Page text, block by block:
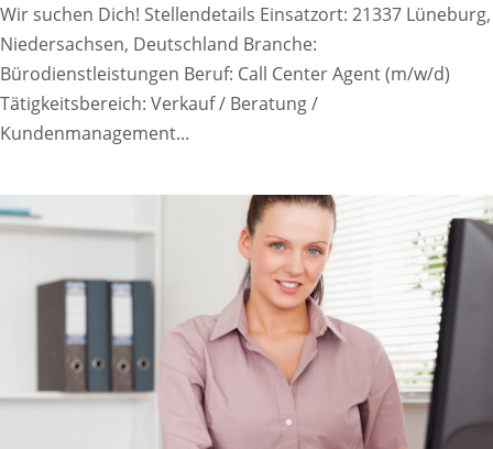
Wir suchen Dich! Stellendetails Einsatzort: 21337 Lüneburg,
Niedersachsen, Deutschland Branche:
Bürodienstleistungen Beruf: Call Center Agent (m/w/d)
Tätigkeitsbereich: Verkauf / Beratung /
Kundenmanagement...